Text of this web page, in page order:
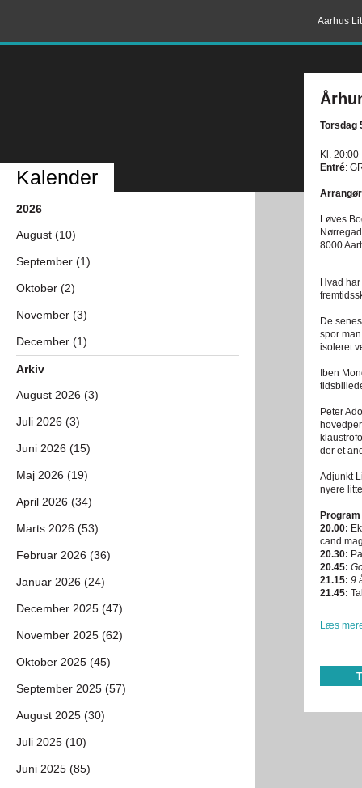
Aarhus
Torsdag
Kl. 20:00
Entré:
Løves
8000
Hvad
De
spor
isoleret
Iben
Peter
der et
Adjunkt
nyere
Program
20.00:
20.30:
20.45:
21.15: 9
21.45:
Læs
Kalender
2026
August (10)
September (1)
Oktober (2)
November (3)
December (1)
Arkiv
August 2026 (3)
Juli 2026 (3)
Juni 2026 (15)
Maj 2026 (19)
April 2026 (34)
Marts 2026 (53)
Februar 2026 (36)
Januar 2026 (24)
December 2025 (47)
November 2025 (62)
Oktober 2025 (45)
September 2025 (57)
August 2025 (30)
Juli 2025 (10)
Juni 2025 (85)